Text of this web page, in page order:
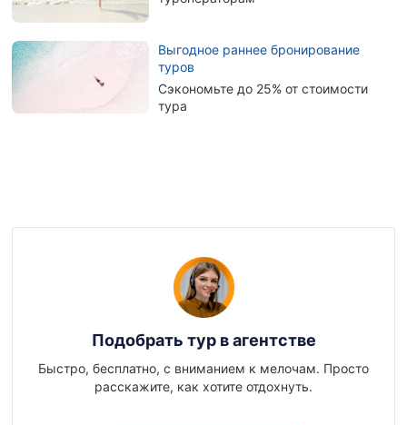
Выгодное раннее бронирование
туров
Сэкономьте до 25% от стоимости
тура
Подобрать тур в агентстве
Быстро, бесплатно, с вниманием к мелочам. Просто
расскажите, как хотите отдохнуть.